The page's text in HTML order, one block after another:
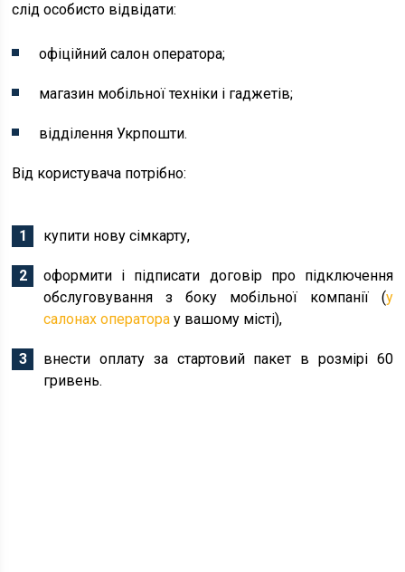
слід особисто відвідати:
офіційний салон оператора;
магазин мобільної техніки і гаджетів;
відділення Укрпошти.
Від користувача потрібно:
купити нову сімкарту,
оформити і підписати договір про підключення
обслуговування з боку мобільної компанії (у
салонах оператора у вашому місті),
внести оплату за стартовий пакет в розмірі 60
гривень.